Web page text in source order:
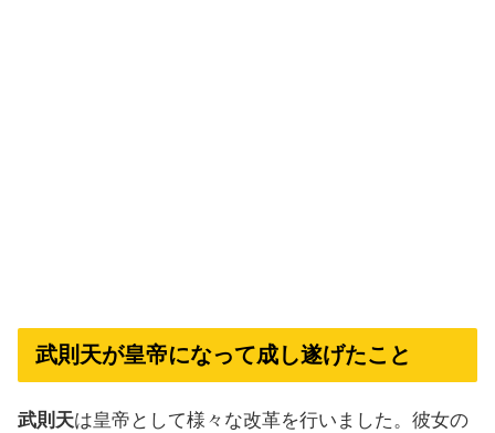
武則天が皇帝になって成し遂げたこと
武則天は皇帝として様々な改革を行いました。彼女の